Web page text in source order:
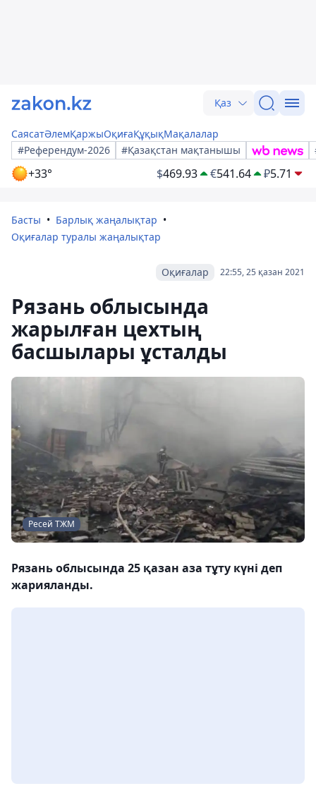
Қаз
СаясатӘлемҚаржыОқиғаҚұқықМақалалар
#Референдум-2026
#Қазақстан мақтанышы
+33° $469.93 €541.64 ₽5.71
Басты
Барлық жаңалықтар
Оқиғалар туралы жаңалықтар
22:55, 25 қазан 2021
Оқиғалар
Рязань облысында
жарылған цехтың
басшылары ұсталды
Ресей ТЖМ
Рязань облысында 25 қазан аза тұту күні деп
жарияланды.